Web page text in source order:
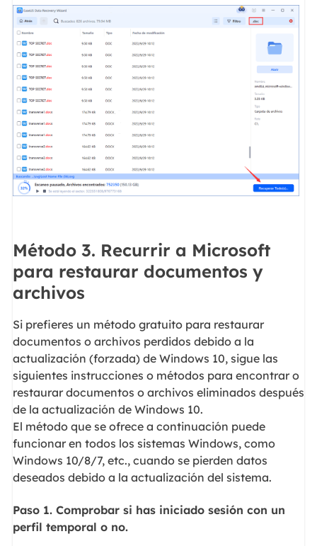
Método 3. Recurrir a Microsoft
para restaurar documentos y
archivos
Si prefieres un método gratuito para restaurar
documentos o archivos perdidos debido a la
actualización (forzada) de Windows 10, sigue las
siguientes instrucciones o métodos para encontrar o
restaurar documentos o archivos eliminados después
de la actualización de Windows 10.
El método que se ofrece a continuación puede
funcionar en todos los sistemas Windows, como
Windows 10/8/7, etc., cuando se pierden datos
deseados debido a la actualización del sistema.
Paso 1. Comprobar si has iniciado sesión con un
perfil temporal o no.